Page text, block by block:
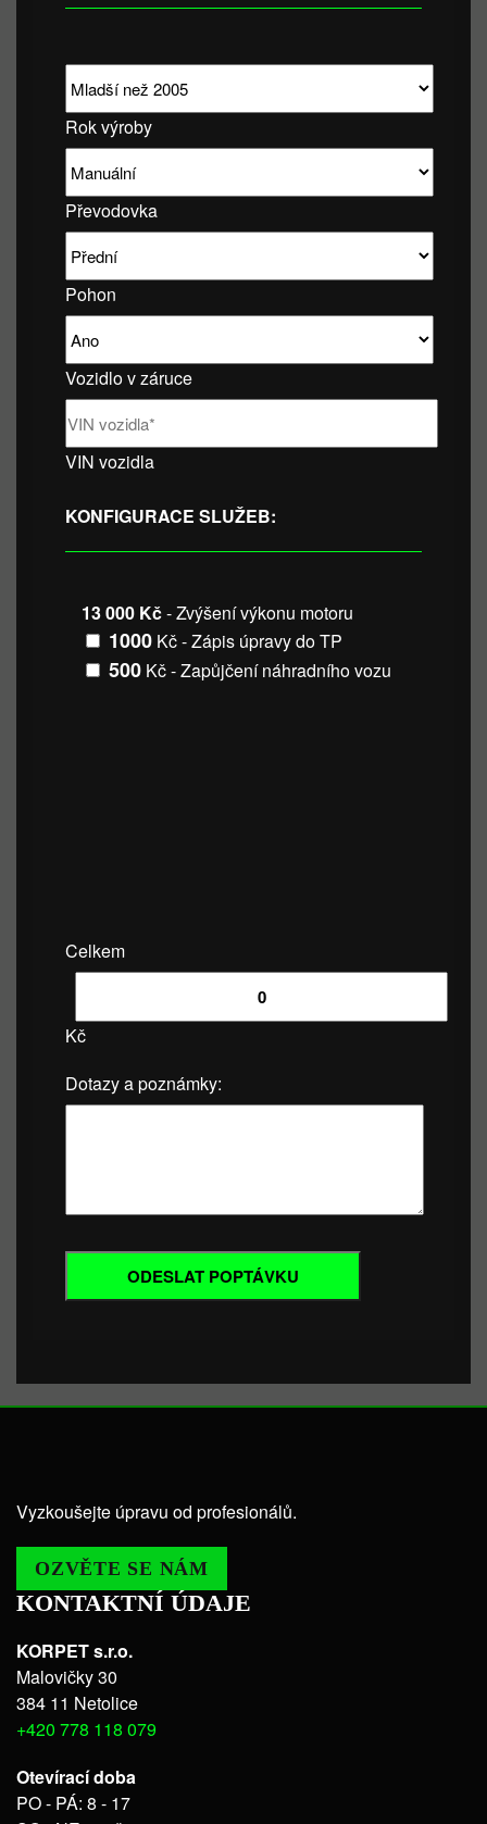
Rok výroby
Převodovka
Pohon
Vozidlo v záruce
VIN vozidla
KONFIGURACE SLUŽEB:
13 000 Kč- Zvýšení výkonu motoru
1000 Kč - Zápis úpravy do TP
500 Kč - Zapůjčení náhradního vozu
Celkem
Kč
Dotazy a poznámky:
Vyzkoušejte úpravu od profesionálů.
OZVĚTE SE NÁM
KONTAKTNÍ ÚDAJE
KORPET s.r.o.
Malovičky 30
384 11 Netolice
+420 778 118 079
Otevírací doba
PO - PÁ: 8 - 17